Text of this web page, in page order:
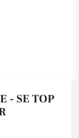
- SE TOP